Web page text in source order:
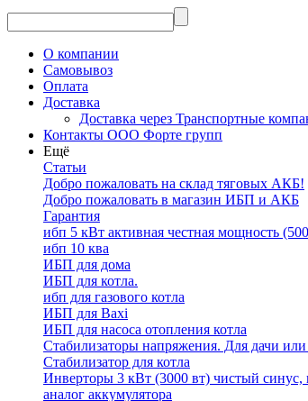
О компании
Самовывоз
Оплата
Доставка
Доставка через Транспортные
Контакты ООО Форте групп
Ещё
Статьи
Добро пожаловать на склад тяговых АКБ!
Добро пожаловать в магазин ИБП и АКБ
Гарантия
ибп 5 кВт активная честная мощность
ибп 10 ква
ИБП для дома
ИБП для котла.
ибп для газового котла
ИБП для Baxi
ИБП для насоса отопления котла
Стабилизаторы напряжения. Для дачи
Стабилизатор для котла
Инверторы 3 кВт (3000 вт) чистый синус,
аналог аккумулятора